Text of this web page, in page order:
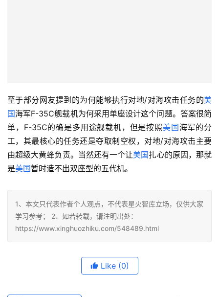
至于部分网友提到的为何能够执行对地/对海攻击任务的美
国海军F-35C舰载机为何采用单座设计这个问题。答案很简
单，F-35C的确是多用途舰载机，但是按照美国 海军的分
工，其最核心的任务还是夺取制空权，对地/对海攻击主要
由超级大黄蜂负责。当然还有一个让美国扎心的原因，那就
是美国暂时造不出双座型的五代机。
1、本文只代表作者个人观点，不代表星火智库立场，仅供大家
学习参考； 2、如若转载，请注明出处：
https://www.xinghuozhiku.com/548489.html
Like (0)